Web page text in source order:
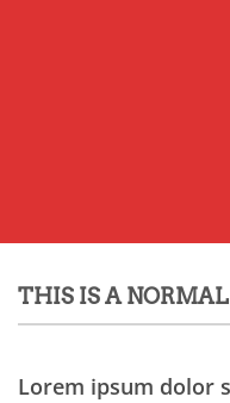
THIS IS A
Lorem ipsum dolor